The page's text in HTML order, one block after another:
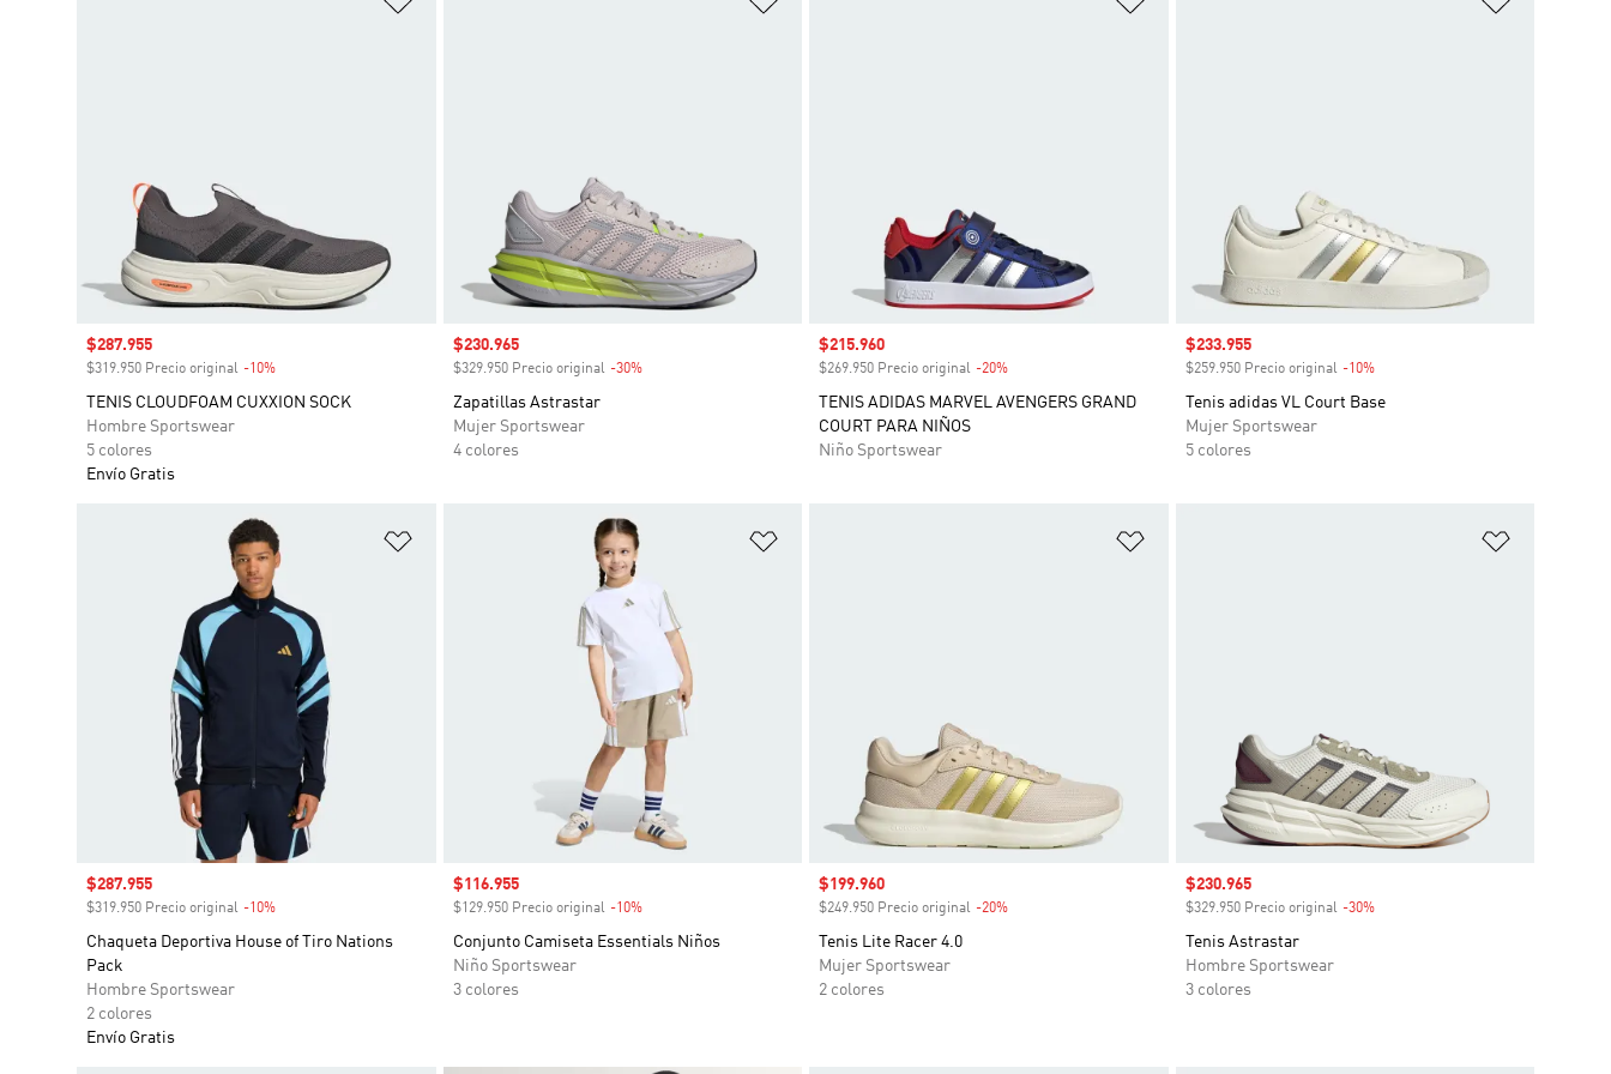
Precio de venta
$287.955
$319.950 Precio original -10%
TENIS CLOUDFOAM CUXXION SOCK
Hombre Sportswear
5 colores
Envío Gratis
Precio de venta
$230.965
$329.950 Precio original -30%Descuento
Zapatillas Astrastar
Mujer Sportswear
4 colores
Precio de venta
$215.960
$269.950 Precio original -20%
TENIS ADIDAS MARVEL AVENGERS GRAND
COURT PARA NIÑOS
Niño Sportswear
Precio de venta
$233.955
$259.950 Precio original -10%Descuento
Tenis adidas VL Court Base
Mujer Sportswear
5 colores
Añadir a la lista de deseos
Precio de venta
$287.955
$319.950 Precio original -10%
Chaqueta Deportiva House of Tiro Nations
Pack
Hombre Sportswear
2 colores
Envío Gratis
Precio de venta
$116.955
$129.950 Precio original -10%Descuento
Conjunto Camiseta Essentials Niños
Niño Sportswear
3 colores
Precio de venta
$199.960
$249.950 Precio original -20%
Tenis Lite Racer 4.0
Mujer Sportswear
2 colores
Precio de venta
$230.965
$329.950 Precio original -30%Descuento
Tenis Astrastar
Hombre Sportswear
3 colores